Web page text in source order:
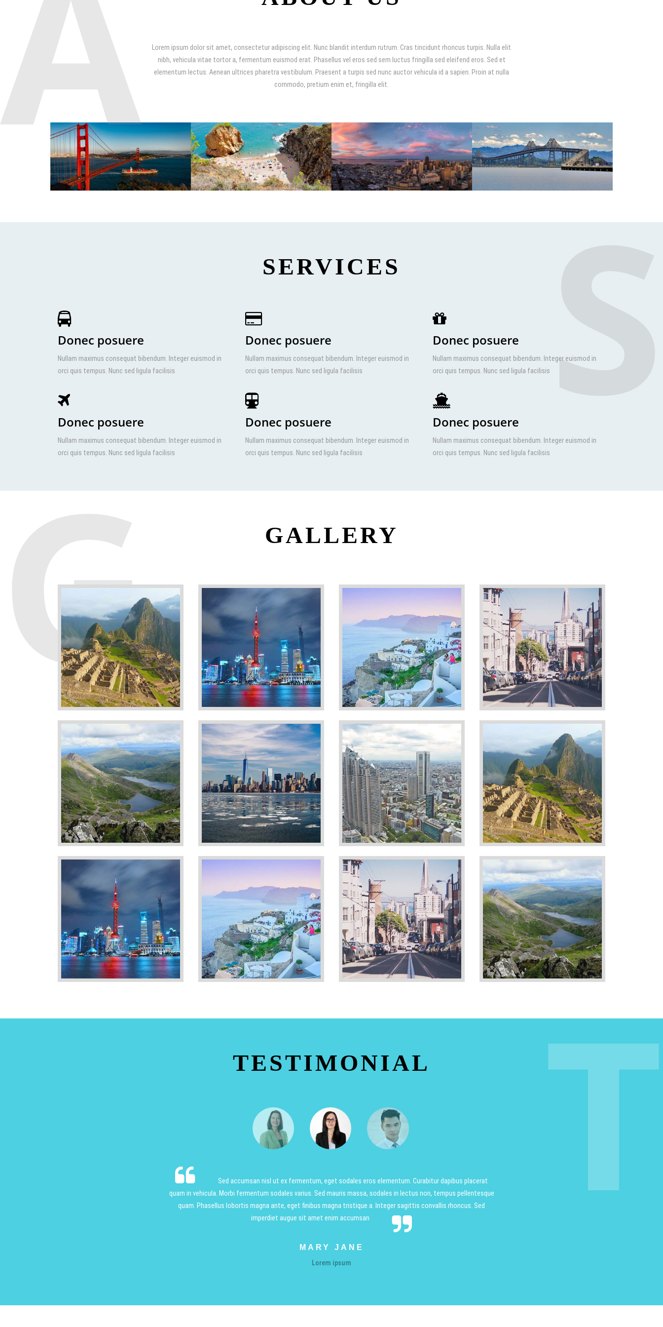
Lorem ipsum dolor sit amet, consectetur adipiscing elit. Nunc blandit interdum rutrum. Cras tincidunt rhoncus turpis. Nulla elit
nibh, vehicula vitae tortor a, fermentum euismod erat. Phasellus vel eros sed sem luctus fringilla sed eleifend eros. Sed et
elementum lectus. Aenean ultrices pharetra vestibulum. Praesent a turpis sed nunc auctor vehicula id a sapien. Proin at nulla
commodo, pretium enim et, fringilla elit.
S
SERVICES
Donec posuere
Nullam maximus consequat bibendum. Integer euismod in
orci quis tempus. Nunc sed ligula facilisis
Donec posuere
Nullam maximus consequat bibendum. Integer euismod in
orci quis tempus. Nunc sed ligula facilisis
Donec posuere
Nullam maximus consequat bibendum. Integer euismod in
orci quis tempus. Nunc sed ligula facilisis
Donec posuere
Nullam maximus consequat bibendum. Integer euismod in
orci quis tempus. Nunc sed ligula facilisis
Donec posuere
Nullam maximus consequat bibendum. Integer euismod in
orci quis tempus. Nunc sed ligula facilisis
Donec posuere
Nullam maximus consequat bibendum. Integer euismod in
orci quis tempus. Nunc sed ligula facilisis
G GALLERY
T
TESTIMONIAL
Sed accumsan nisl ut ex fermentum, eget sodales eros elementum. Curabitur dapibus placerat
quam in vehicula. Morbi fermentum sodales varius. Sed mauris massa, sodales in lectus non, tempus pellentesque
quam. Phasellus lobortis magna ante, eget finibus magna tristique a. Integer sagittis convallis rhoncus. Sed
imperdiet augue sit amet enim accumsan
MARY JANE
Lorem ipsum